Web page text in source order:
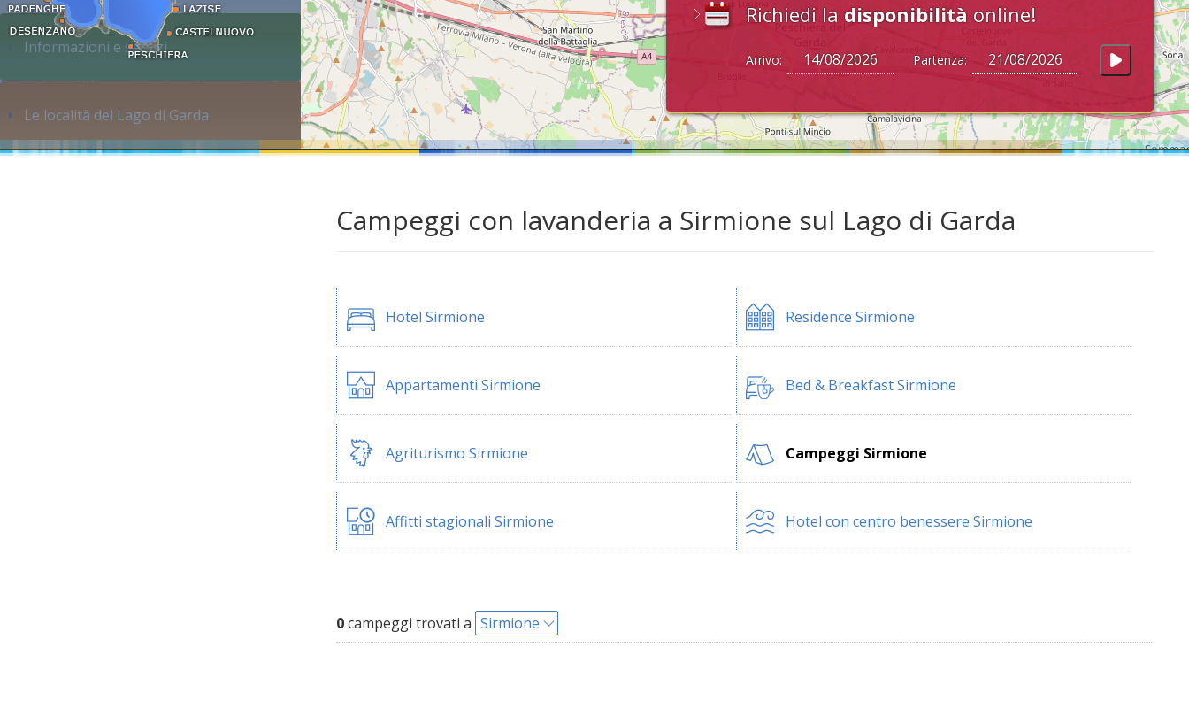
Richiedi la disponibilità online!
Arrivo: Partenza:
Informazioni e servizi
Le località del Lago di Garda
Campeggi con lavanderia a Sirmione sul Lago di Garda
Hotel Sirmione Residence Sirmione
Appartamenti Sirmione Bed & Breakfast Sirmione
Agriturismo Sirmione Campeggi Sirmione
Affitti stagionali Sirmione Hotel con centro benessere Sirmione
0campeggi trovati a Sirmione